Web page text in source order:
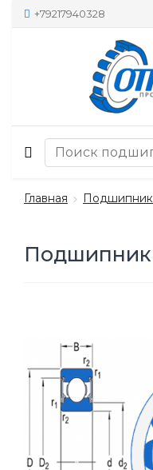
+79217940328
Главная
Подшипник